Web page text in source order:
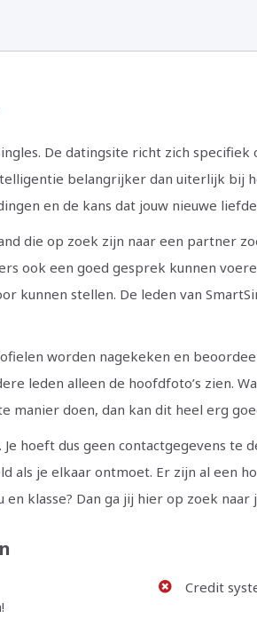
De datingsite richt zich
belangrijker dan uiterlijk bij
en de kans dat jouw nieuwe
die op zoek zijn naar een partner
ook een goed gesprek kunnen
kunnen stellen. De leden van
worden nagekeken en
leden alleen de hoofdfoto’s zien.
manier doen, dan kan dit heel erg
hoeft dus geen contactgegevens te
als je elkaar ontmoet. Er zijn al een
klasse? Dan ga jij hier op zoek naar
Credit